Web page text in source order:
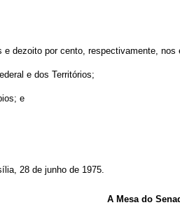
e dezoito por cento, respectivamente,
e dos Territórios;
e
28 de junho de 1975.
A Mesa do